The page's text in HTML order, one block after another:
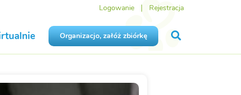
Logowanie Rejestracja
Organizacjo, załóż zbiórkę